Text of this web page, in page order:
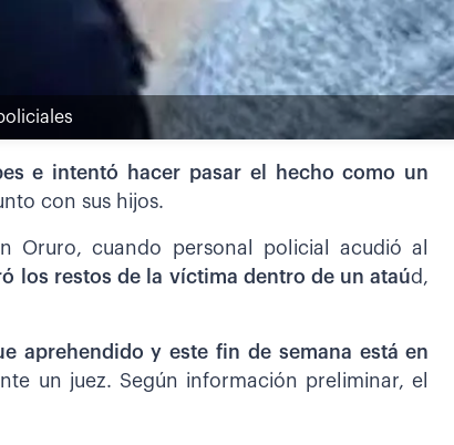
e intentó hacer pasar el hecho como un
con sus hijos.
Oruro, cuando personal policial acudió al
los restos de la víctima dentro de un ataúd,
aprehendido y este fin de semana está en
un juez. Según información preliminar, el